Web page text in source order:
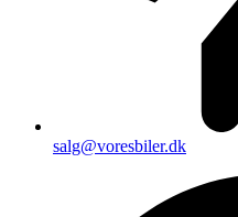
salg@voresbiler.dk